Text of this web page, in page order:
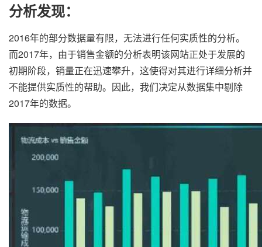
分析发现：
2016年的部分数据量有限，无法进行任何实质性的分析。
而2017年，由于销售金额的分析表明该网站正处于发展的
初期阶段，销量正在迅速攀升，这使得对其进行详细分析并
不能提供实质性的帮助。因此，我们决定从数据集中剔除
2017年的数据。